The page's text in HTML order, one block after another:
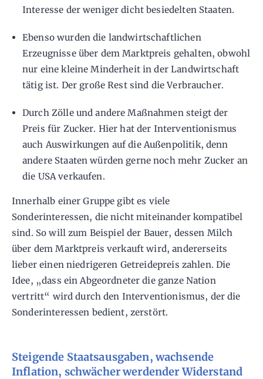
Interesse der weniger dicht besiedelten Staaten.
Ebenso wurden die landwirtschaftlichen
Erzeugnisse über dem Marktpreis gehalten, obwohl
nur eine kleine Minderheit in der Landwirtschaft
tätig ist. Der große Rest sind die Verbraucher.
Durch Zölle und andere Maßnahmen steigt der
Preis für Zucker. Hier hat der Interventionismus
auch Auswirkungen auf die Außenpolitik, denn
andere Staaten würden gerne noch mehr Zucker an
die USA verkaufen.
Innerhalb einer Gruppe gibt es viele
Sonderinteressen, die nicht miteinander kompatibel
sind. So will zum Beispiel der Bauer, dessen Milch
über dem Marktpreis verkauft wird, andererseits
lieber einen niedrigeren Getreidepreis zahlen. Die
Idee, „dass ein Abgeordneter die ganze Nation
vertritt“ wird durch den Interventionismus, der die
Sonderinteressen bedient, zerstört.
Steigende Staatsausgaben, wachsende
Inflation, schwächer werdender Widerstand